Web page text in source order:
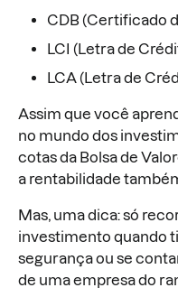
CDB (Certificado
LCI (Letra de
LCA (Letra de
Assim que você
no mundo dos
cotas da Bolsa de
a rentabilidade
Mas, uma dica: só
investimento quando
segurança ou se
de uma empresa do